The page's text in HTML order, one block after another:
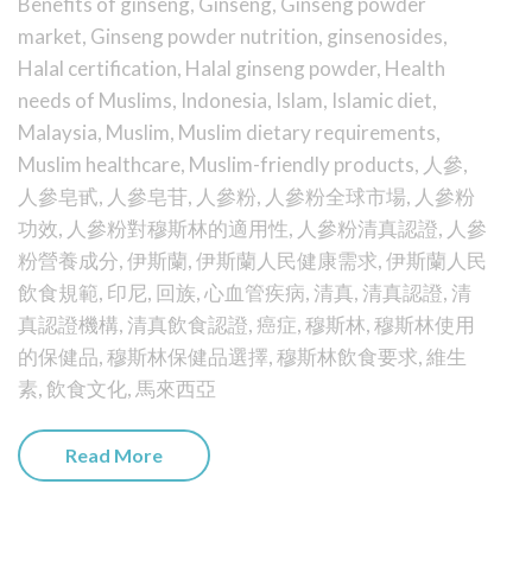
market, Ginseng powder nutrition, ginsenosides,
Halal certification, Halal ginseng powder, Health
needs of Muslims, Indonesia, Islam, Islamic diet,
Malaysia, Muslim, Muslim dietary requirements,
Muslim healthcare, Muslim-friendly products, 人參,
人參皂甙, 人參皂苷, 人參粉, 人參粉全球市場, 人參粉
功效, 人參粉對穆斯林的適用性, 人參粉清真認證, 人參
粉營養成分,伊斯蘭,伊斯蘭人民健康需求,伊斯蘭人民
飲食規範, 印尼, 回族,心血管疾病, 清真, 清真認證, 清
真認證機構, 清真飲食認證,癌症,穆斯林,穆斯林使用
的保健品,穆斯林保健品選擇,穆斯林飲食要求,維生
素,飲食文化, 馬來西亞
Read More